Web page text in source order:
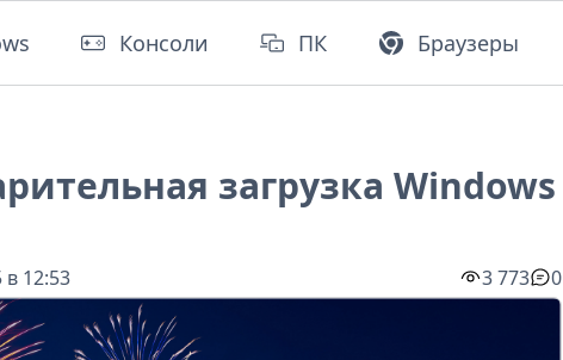
Консоли ПК Браузеры
загрузка Windows
12:53 3 773 0